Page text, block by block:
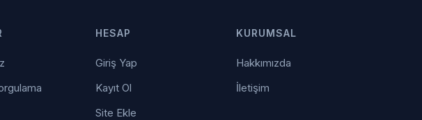
HESAP
Giriş Yap
Kayıt Ol
Site Ekle
KURUMSAL
Hakkımızda
İletişim